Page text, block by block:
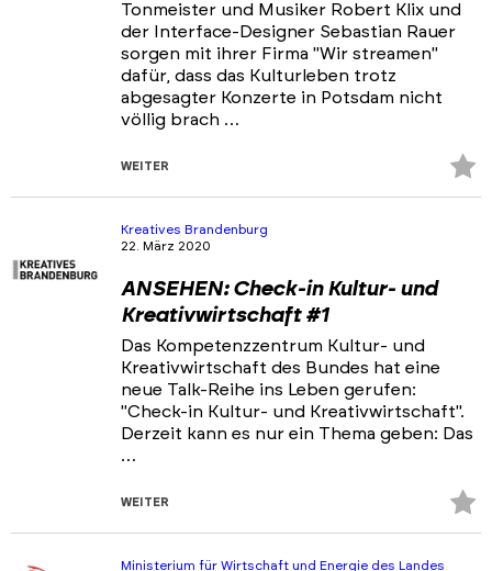
Tonmeister und Musiker Robert Klix und
der Interface-Designer Sebastian Rauer
sorgen mit ihrer Firma "Wir streamen"
dafür, dass das Kulturleben trotz
abgesagter Konzerte in Potsdam nicht
völlig brach …
WEITER
Kreatives Brandenburg
22. März 2020
ANSEHEN: Check-in Kultur- und
Kreativwirtschaft #1
Das Kompetenzzentrum Kultur- und
Kreativwirtschaft des Bundes hat eine
neue Talk-Reihe ins Leben gerufen:
"Check-in Kultur- und Kreativwirtschaft".
Derzeit kann es nur ein Thema geben: Das
…
WEITER
Ministerium für Wirtschaft und Energie des Landes